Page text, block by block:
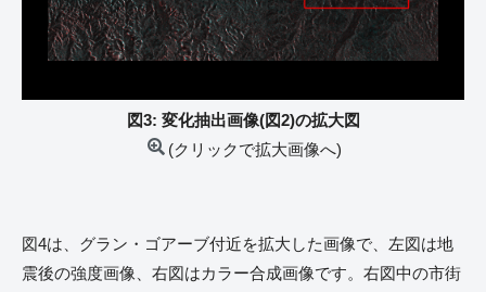
図3: 変化抽出画像(図2)の拡大図
(クリックで拡大画像へ)
図4は、グラン・ゴアーブ付近を拡大した画像で、左図は地
震後の強度画像、右図はカラー合成画像です。右図中の市街